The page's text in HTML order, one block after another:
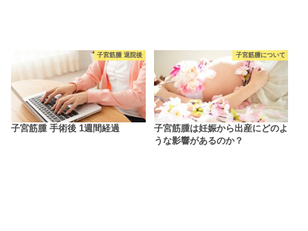
子宮筋腫 退院後
子宮筋腫 手術後 1週間経過
子宮筋腫について
子宮筋腫は妊娠から出産にどのよ
うな影響があるのか？